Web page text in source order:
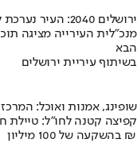
ירושלים 2040: העיר נערכת ל- 1.5 מליון תושבים
מנכ"לית העירייה מציגה
הבא
בשיתוף עיריית ירושלים
שופינג, אמנות ואוכל:
קפיצה קטנה לחו"ל: טיילת
בהשקעה של 100 מיליון ₪